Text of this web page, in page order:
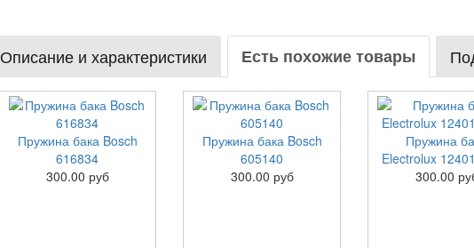
Описание и характеристики Есть похожие товары
Пружина бака Bosch
616834
300.00 руб
Пружина бака Bosch
605140
300.00 руб
Пружина
Electrolux
300.00